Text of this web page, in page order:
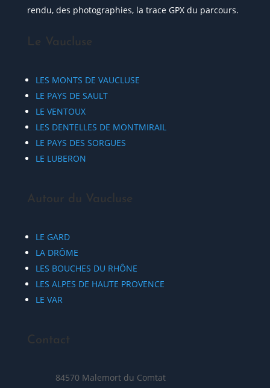
rendu, des photographies, la trace GPX du parcours.
Le Vaucluse
LES MONTS DE VAUCLUSE
LE PAYS DE SAULT
LE VENTOUX
LES DENTELLES DE MONTMIRAIL
LE PAYS DES SORGUES
LE LUBERON
Autour du Vaucluse
LE GARD
LA DRÔME
LES BOUCHES DU RHÔNE
LES ALPES DE HAUTE PROVENCE
LE VAR
Contact
84570 Malemort du Comtat